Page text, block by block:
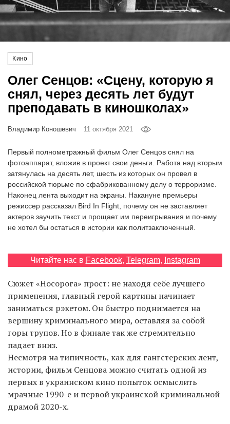
EN
UA
Кино
Олег Сенцов: «Сцену, которую я
снял, через десять лет будут
преподавать в киношколах»
Владимир Коношевич 11 октября 2021
Первый полнометражный фильм Олег Сенцов снял на
фотоаппарат, вложив в проект свои деньги. Работа над вторым
затянулась на десять лет, шесть из которых он провел в
российской тюрьме по сфабрикованному делу о терроризме.
Наконец лента выходит на экраны. Накануне премьеры
режиссер рассказал Bird In Flight, почему он не заставляет
актеров заучить текст и прощает им переигрывания и почему
не хотел бы остаться в истории как политзаключенный.
Читайте нас в Facebook, Telegram, Instagram
Сюжет «Носорога» прост: не находя себе лучшего
применения, главный герой картины начинает
заниматься рэкетом. Он быстро поднимается на
вершину криминального мира, оставляя за собой
горы трупов. Но в финале так же стремительно
падает вниз.
Несмотря на типичность, как для гангстерских лент,
истории, фильм Сенцова можно считать одной из
первых в украинском кино попыток осмыслить
мрачные 1990-е и первой украинской криминальной
драмой 2020-х.